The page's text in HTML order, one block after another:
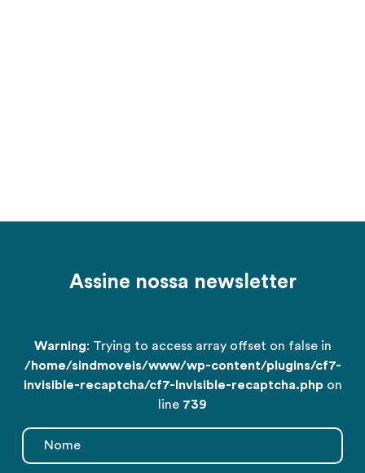
Assine nossa newsletter
Warning: Trying to access array offset on false in
/home/sindmoveis/www/wp-content/plugins/cf7-
invisible-recaptcha/cf7-Invisible-recaptcha.php on
line 739